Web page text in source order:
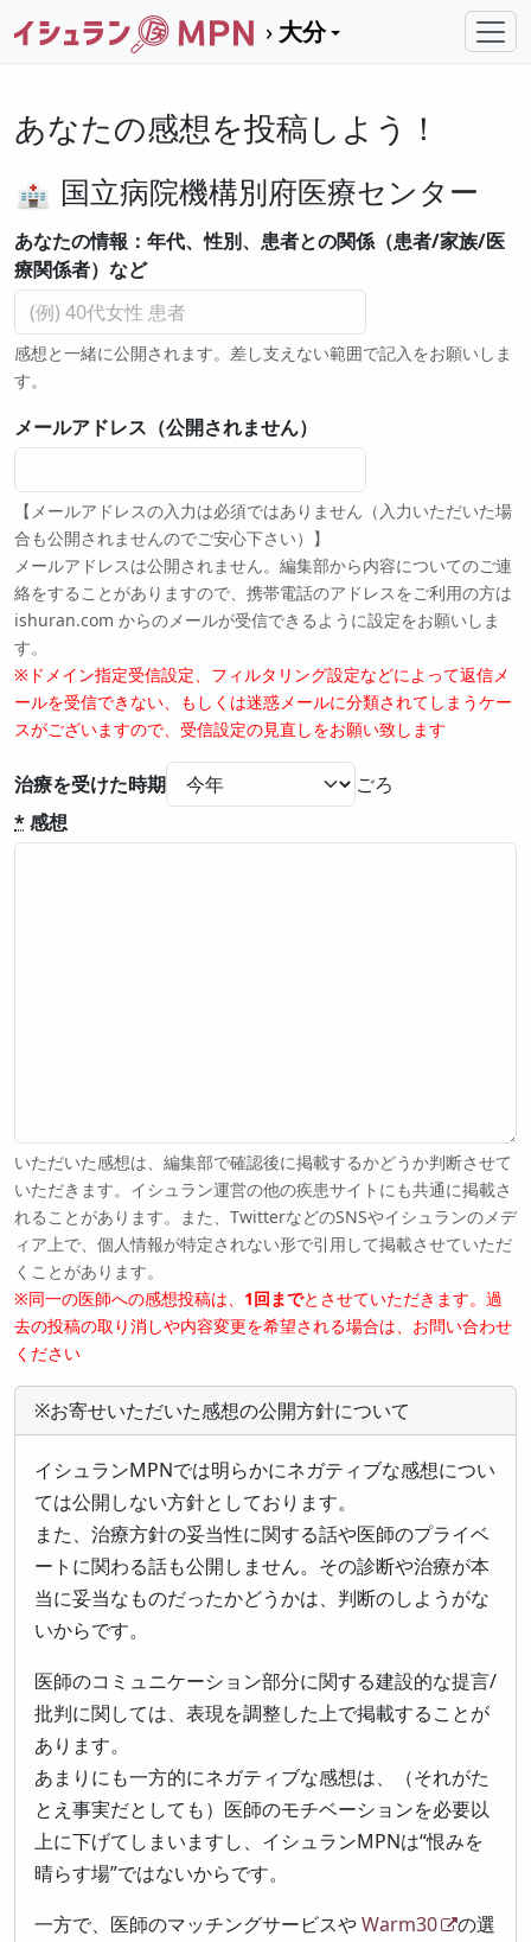
大分
あなたの感想を投稿しよう！
国立病院機構別府医療センター
あなたの情報：年代、性別、患者との関係（患者/家族/医
療関係者）など
感想と一緒に公開されます。差し支えない範囲で記入をお願いしま
す。
メールアドレス（公開されません）
【メールアドレスの入力は必須ではありません（入力いただいた場
合も公開されませんのでご安心下さい）】
メールアドレスは公開されません。編集部から内容についてのご連
絡をすることがありますので、携帯電話のアドレスをご利用の方は
ishuran.com からのメールが受信できるように設定をお願いしま
す。
※ドメイン指定受信設定、フィルタリング設定などによって返信メ
ールを受信できない、もしくは迷惑メールに分類されてしまうケー
スがございますので、受信設定の見直しをお願い致します
治療を受けた時期
*感想
いただいた感想は、編集部で確認後に掲載するかどうか判断させて
いただきます。イシュラン運営の他の疾患サイトにも共通に掲載さ
れることがあります。また、TwitterなどのSNSやイシュランのメデ
ィア上で、個人情報が特定されない形で引用して掲載させていただ
くことがあります。
※同一の医師への感想投稿は、 1回までとさせていただきます。過
去の投稿の取り消しや内容変更を希望される場合は、お問い合わせ
ください
※お寄せいただいた感想の公開方針について
イシュランMPNでは明らかにネガティブな感想につい
ては公開しない方針としております。
また、治療方針の妥当性に関する話や医師のプライベ
ートに関わる話も公開しません。その診断や治療が本
当に妥当なものだったかどうかは、判断のしようがな
いからです。
医師のコミュニケーション部分に関する建設的な提言/
批判に関しては、表現を調整した上で掲載することが
あります。
あまりにも一方的にネガティブな感想は、（それがた
とえ事実だとしても）医師のモチベーションを必要以
上に下げてしまいますし、イシュランMPNは“恨みを
晴らす場”ではないからです。
一方で、医師のマッチングサービスやWarm30
の選